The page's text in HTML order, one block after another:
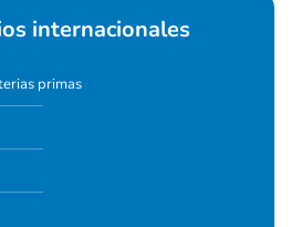
internacionales
primas